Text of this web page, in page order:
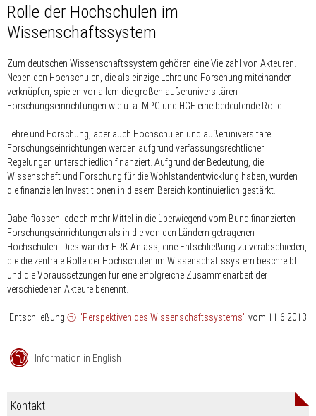
Rolle der Hochschulen im
Wissenschaftssystem
Zum deutschen Wissenschaftssystem gehören eine Vielzahl von Akteuren.
Neben den Hochschulen, die als einzige Lehre und Forschung miteinander
verknüpfen, spielen vor allem die großen außeruniversitären
Forschungseinrichtungen wie u. a. MPG und HGF eine bedeutende Rolle.
Lehre und Forschung, aber auch Hochschulen und außeruniversitäre
Forschungseinrichtungen werden aufgrund verfassungsrechtlicher
Regelungen unterschiedlich finanziert. Aufgrund der Bedeutung, die
Wissenschaft und Forschung für die Wohlstandentwicklung haben, wurden
die finanziellen Investitionen in diesem Bereich kontinuierlich gestärkt.
Dabei flossen jedoch mehr Mittel in die überwiegend vom Bund finanzierten
Forschungseinrichtungen als in die von den Ländern getragenen
Hochschulen. Dies war der HRK Anlass, eine Entschließung zu verabschieden,
die die zentrale Rolle der Hochschulen im Wissenschaftssystem beschreibt
und die Voraussetzungen für eine erfolgreiche Zusammenarbeit der
verschiedenen Akteure benennt.
Entschließung "Perspektiven des Wissenschaftssystems" vom 11.6.2013.
Information in English
Kontakt